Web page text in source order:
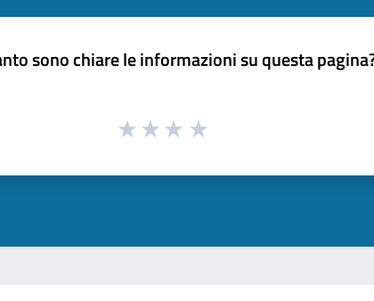
sono chiare le informazioni su questa